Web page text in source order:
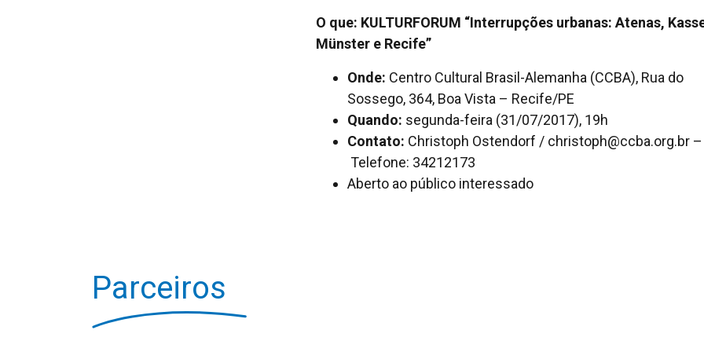
O que: KULTURFORUM “Interrupções urbanas: Atenas,
Münster e Recife”
Onde: Centro Cultural Brasil-Alemanha (CCBA), Rua do
Sossego, 364, Boa Vista – Recife/PE
Quando: segunda-feira (31/07/2017), 19h
Contato: Christoph Ostendorf / christoph@ccba.org.br –
Telefone: 34212173
Aberto ao público interessado
Parceiros